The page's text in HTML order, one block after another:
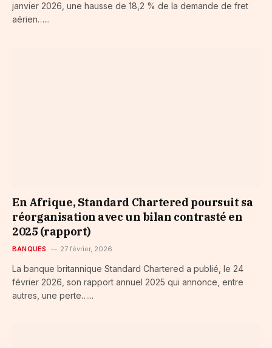
janvier 2026, une hausse de 18,2 % de la demande de fret
aérien…...
En Afrique, Standard Chartered poursuit sa
réorganisation avec un bilan contrasté en
2025 (rapport)
BANQUES 27 février, 2026
La banque britannique Standard Chartered a publié, le 24
février 2026, son rapport annuel 2025 qui annonce, entre
autres, une perte…...